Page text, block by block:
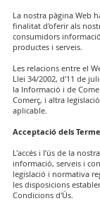
La nostra pàgina Web
finalitat d'oferir als
consumidors
productes i serveis.
Les relacions entre el
Llei 34/2002, d'11 de
la Informació i de
Comerç, i altra
aplicable.
Acceptació dels
L'accés i l’ús de la
informació, serveis i
legislació i normativa
les disposicions
Condicions d'Ús.